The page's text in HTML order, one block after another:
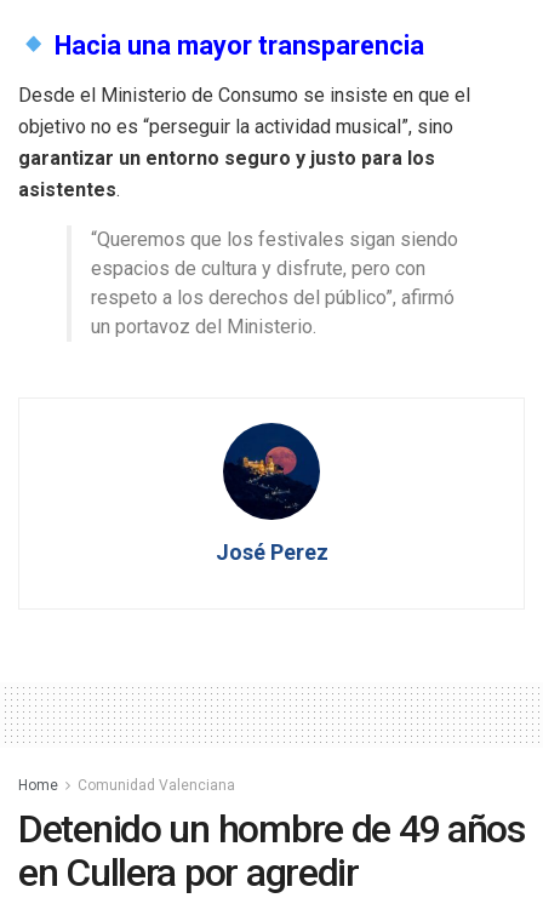
Hacia una mayor transparencia
Desde el Ministerio de Consumo se insiste en que el
objetivo no es “perseguir la actividad musical”, sino
garantizar un entorno seguro y justo para los
asistentes.
“Queremos que los festivales sigan siendo
espacios de cultura y disfrute, pero con
respeto a los derechos del público”, afirmó
un portavoz del Ministerio.
José Perez
Home Comunidad Valenciana
Detenido un hombre de 49 años
en Cullera por agredir